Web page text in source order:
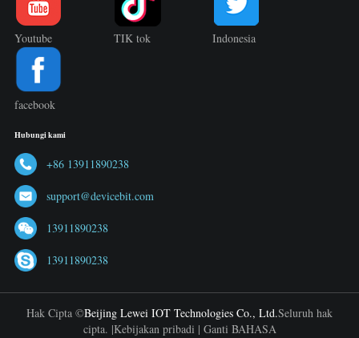
Youtube TIK tok Indonesia
facebook
Hubungi kami
+86 13911890238
support@devicebit.com
13911890238
13911890238
Hak Cipta ©Beijing Lewei IOT Technologies Co., Ltd.Seluruh hak
cipta. |Kebijakan pribadi | Ganti BAHASA